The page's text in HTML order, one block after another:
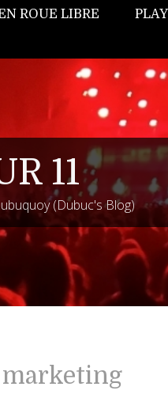
ROUE LIBRE
11
(Dubuc's Blog)
marketing